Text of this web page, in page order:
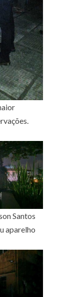
Santos
aparelho